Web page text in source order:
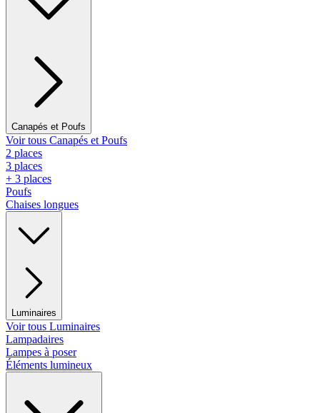
Canapés et Poufs
Voir tous Canapés et Poufs
2 places
3 places
+ 3 places
Poufs
Chaises longues
Luminaires
Voir tous Luminaires
Lampadaires
Lampes à poser
Éléments lumineux